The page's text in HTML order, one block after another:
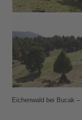
Eichenwald bei Bucak –